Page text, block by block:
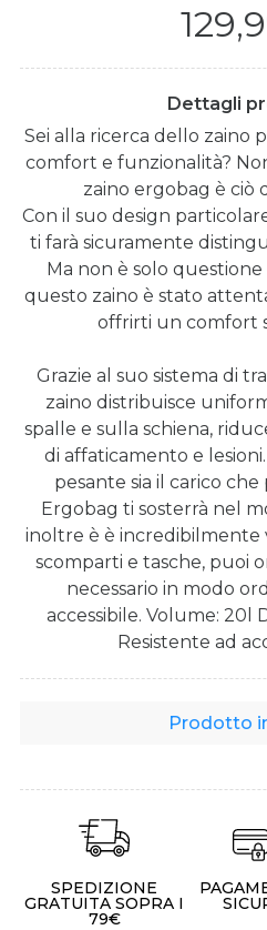
Dettagli
Sei alla ricerca dello zaino
comfort e funzionalità?
zaino ergobag è ciò
Con il suo design
ti farà sicuramente
Ma non è solo
questo zaino è stato
offrirti un comfort
Grazie al suo sistema di
zaino distribuisce
spalle e sulla schiena,
di affaticamento e
pesante sia il carico
Ergobag ti sosterrà nel
inoltre è è incredibilmente
scomparti e tasche, puoi
necessario in modo
accessibile. Volume: 20l
Resistente ad
Prodotto
SPEDIZIONE
GRATUITA SOPRA I
79€